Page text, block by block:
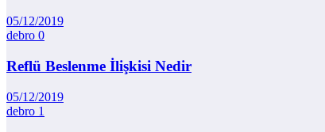
05/12/2019
debro 0
Reflü Beslenme İlişkisi Nedir
05/12/2019
debro 1